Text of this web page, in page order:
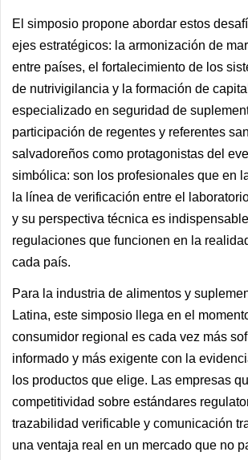
El simposio propone abordar estos
ejes estratégicos: la armonización de
entre países, el fortalecimiento de los
de nutrivigilancia y la formación de
especializado en seguridad de
participación de regentes y referentes
salvadoreños como protagonistas del
simbólica: son los profesionales que en
la línea de verificación entre el
y su perspectiva técnica es
regulaciones que funcionen en la
cada país.
Para la industria de alimentos y
Latina, este simposio llega en el
consumidor regional es cada vez más
informado y más exigente con la
los productos que elige. Las empresas
competitividad sobre estándares
trazabilidad verificable y comunicación
una ventaja real en un mercado que no